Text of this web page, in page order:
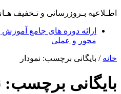
اطـلاعیه بـروزرسانی و تـخفیف
ارائه دوره های جامع
محور و عملی
خانه / بایگانی برچسب: نمودار
بایگانی برچسب: